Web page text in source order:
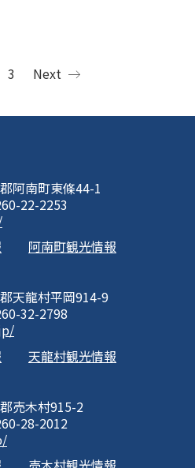
3 Next
阿南町東條44-1
22-2253
阿南町観光情報
天龍村平岡914-9
32-2798
天龍村観光情報
売木村915-2
28-2012